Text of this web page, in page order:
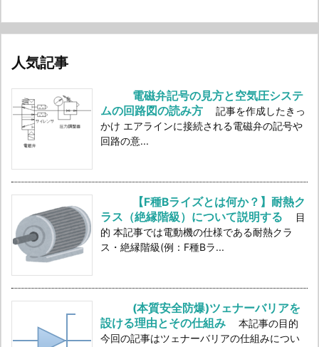
人気記事
電磁弁記号の見方と空気圧システ
ムの回路図の読み方
記事を作成したきっ
かけ エアラインに接続される電磁弁の記号や
回路の意...
【F種Bライズとは何か？】耐熱ク
ラス（絶縁階級）について説明する
目
的 本記事では電動機の仕様である耐熱クラ
ス・絶縁階級(例：F種Bラ...
(本質安全防爆)ツェナーバリアを
設ける理由とその仕組み
本記事の目的
今回の記事はツェナーバリアの仕組みについ